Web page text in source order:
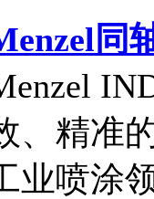
同
、精准
业喷涂